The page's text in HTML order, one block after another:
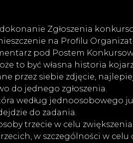
Zgłoszenia
na Profilu
pod Postem
to być własna historia
przez siebie zdjęcie,
do jednego zgłoszenia.
według jednoosobowego
do zadania.
trzecie w celu
w szczególności w